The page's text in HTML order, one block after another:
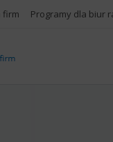
firm Programy dla biur